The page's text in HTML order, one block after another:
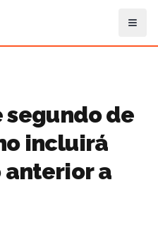
segundo de
incluirá
anterior a